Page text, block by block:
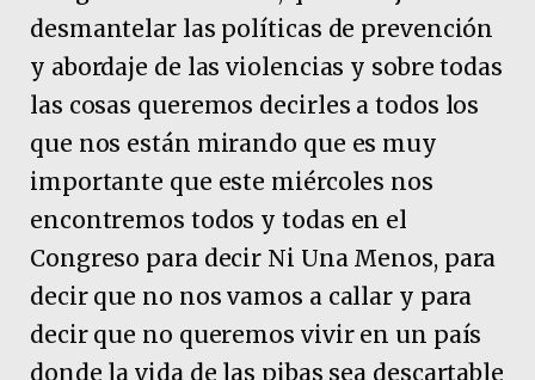
desmantelar las políticas de prevención
y abordaje de las violencias y sobre todas
las cosas queremos decirles a todos los
que nos están mirando que es muy
importante que este miércoles nos
encontremos todos y todas en el
Congreso para decir Ni Una Menos, para
decir que no nos vamos a callar y para
decir que no queremos vivir en un país
donde la vida de las pibas sea descartable